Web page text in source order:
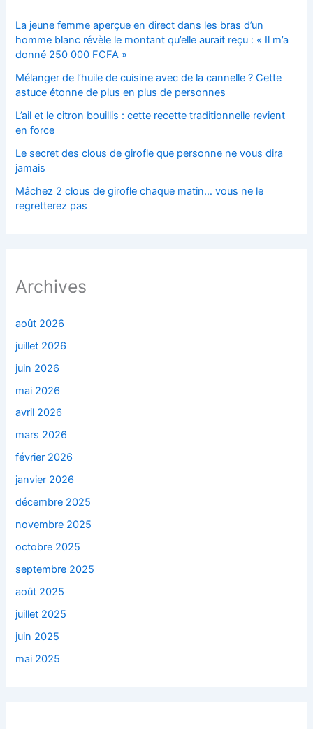
La jeune femme aperçue en direct dans les bras d’un
homme blanc révèle le montant qu’elle aurait reçu : « Il m’a
donné 250 000 FCFA »
Mélanger de l’huile de cuisine avec de la cannelle ? Cette
astuce étonne de plus en plus de personnes
L’ail et le citron bouillis : cette recette traditionnelle revient
en force
Le secret des clous de girofle que personne ne vous dira
jamais
Mâchez 2 clous de girofle chaque matin… vous ne le
regretterez pas
Archives
août 2026
juillet 2026
juin 2026
mai 2026
avril 2026
mars 2026
février 2026
janvier 2026
décembre 2025
novembre 2025
octobre 2025
septembre 2025
août 2025
juillet 2025
juin 2025
mai 2025